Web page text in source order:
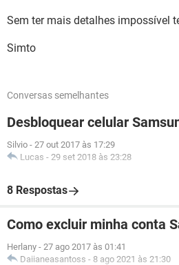
Sem ter mais detalhes impossível
Simto
Conversas semelhantes
Desbloquear celular
Silvio - 27 out 2017 às 17:29
Lucas - 29 set 2018 às 23:28
8 Respostas
Como excluir minha conta
Herlany - 27 ago 2017 às 01:41
Daiianeasantoss - 8 ago 2021 às 21:30